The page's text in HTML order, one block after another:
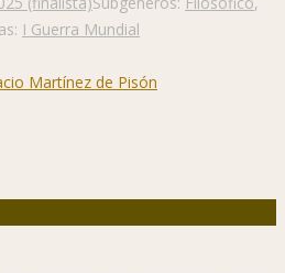
I Guerra Mundial